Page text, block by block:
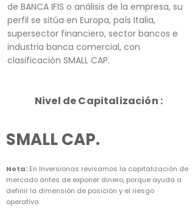
de BANCA IFIS o análisis de la empresa, su
perfil se sitúa en Europa, país Italia,
supersector financiero, sector bancos e
industria banca comercial, con
clasificación SMALL CAP.
Nivel de Capitalización :
SMALL CAP.
Nota: En Inversionas revisamos la capitalización de
mercado antes de exponer dinero, porque ayuda a
definir la dimensión de posición y el riesgo
operativo.